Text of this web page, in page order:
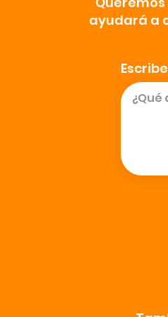
ayudará a